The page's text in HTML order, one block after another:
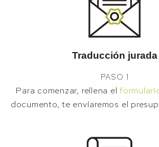
Traducción jurada
PASO 1
Para comenzar, rellena el
documento, te enviaremos el